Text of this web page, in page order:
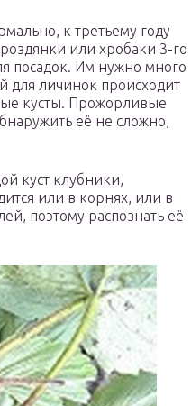
к третьему году
или хробаки 3-го
посадок. Им нужно много
для личинок происходит
кусты. Прожорливые
её не сложно,
куст клубники,
или в корнях, или в
поэтому распознать её